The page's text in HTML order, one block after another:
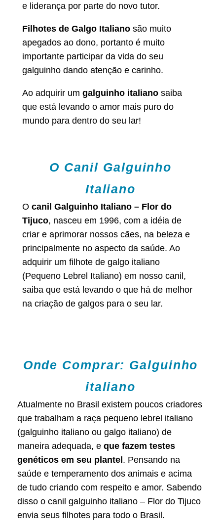
e liderança por parte do novo tutor.
Filhotes de Galgo Italiano são muito
apegados ao dono, portanto é muito
importante participar da vida do seu
galguinho dando atenção e carinho.
Ao adquirir um galguinho italiano saiba
que está levando o amor mais puro do
mundo para dentro do seu lar!
O Canil Galguinho
Italiano
O canil Galguinho Italiano – Flor do
Tijuco, nasceu em 1996, com a idéia de
criar e aprimorar nossos cães, na beleza e
principalmente no aspecto da saúde. Ao
adquirir um filhote de galgo italiano
(Pequeno Lebrel Italiano) em nosso canil,
saiba que está levando o que há de melhor
na criação de galgos para o seu lar.
Onde Comprar: Galguinho
italiano
Atualmente no Brasil existem poucos criadores
que trabalham a raça pequeno lebrel italiano
(galguinho italiano ou galgo italiano) de
maneira adequada, e que fazem testes
genéticos em seu plantel. Pensando na
saúde e temperamento dos animais e acima
de tudo criando com respeito e amor. Sabendo
disso o canil galguinho italiano – Flor do Tijuco
envia seus filhotes para todo o Brasil.